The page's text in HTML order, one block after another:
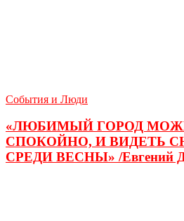
События и Люди
«ЛЮБИМЫЙ ГОРОД
СПОКОЙНО, И ВИДЕТЬ
СРЕДИ ВЕСНЫ» /Евгений